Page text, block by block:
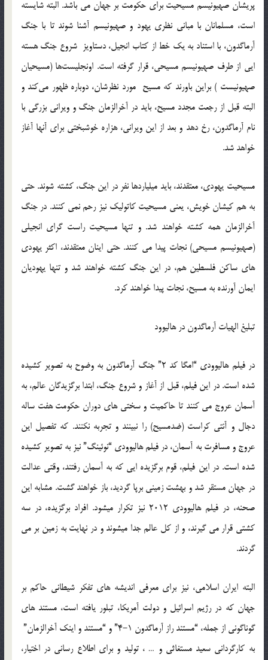
پریشان صهیونیسم مسیحیت برای حکومت بر جهان می باشد. البته شایسته
است، مسلمانان با مبانی نظری یهود و صهیونیسم آشنا شوند تا با جنگ
آرماگدون، با استناد به یک خط از کتاب انجیل، دستاویز شروع جنگ هسته
ایی از طرف صهیونیسم مسیحی، قرار گرفته است. اونجلیست‌ها (مسیحیان
صهیونیست ) براین باورند که مسیح مورد نظرشان، دوباره ظهور می‌کند و
البته قبل از رجعت مجدد مسیح، باید در آخرالزمان جنگ و ویرانی بزرگی با
نام آرماگدون، رخ دهد و بعد از این ویرانی، هزاره خوشبختی برای آنها آغاز
خواهد شد.
مسیحیت یهودی، معتقدند، باید میلیاردها نفر در این جنگ، کشته شوند. حتی
به هم کیشان خویش، یعنی مسیحیت کاتولیک نیز رحم نمی کنند. در جنگ
آخرالزمان همه کشته خواهند شد. و تنها مسیحیت راست گرای انجیلی
(صهیونیسم مسیحی) نجات پیدا می کنند. حتی اینان معتقدند، اکثر یهودی
های ساکن فلسطین هم، در این جنگ کشته خواهند شد و تنها یهودیان
ایمان آورنده به مسیح، نجات پیدا خواهند کرد.
تبلیغ الهیات آرماگدون در هالیوود
در فیلم هالیوودی “امگا کد 2” جنگ آرماگدون به وضوح به تصویر کشیده
شده است. در این فیلم، قبل از آغاز و شروع جنگ، ابتدا برگزیدگان عالم، به
آسمان عروج می کنند تا حاکمیت و سختی های دوران حکومت هفت ساله
دجال و آنتی کراست (ضدمسیح) را نبینند و تجربه نکنند. که تفصیل این
عروج و مسافرت به آسمان، در فیلم هالیوودی “نوئینگ” نیز به تصویر کشیده
شده است. در این فیلم، قوم برگزیده ایی که به آسمان رفتند، وقتی عدالت
در جهان مستقر شد و بهشت زمینی برپا گردید، باز خواهند گشت. مشابه این
صحنه، در فیلم هالیوودی 2012 نیز تکرار میشود. افراد برگزیده، در سه
کشتی قرار می گیرند، و از کل عالم جدا میشوند و در نهایت به زمین بر می
گردند.
البته ایران اسلامی، نیز برای معرفی اندیشه های تفکر شیطانی حاکم بر
جهان که در رژیم اسرائیل و دولت آمریکا، تبلور یافته است، مستند های
گوناگونی از جمله، “مستند راز آرماگدون 1-4” و “مستند و اینک آخرالزمان”
به کارگردانی سعید مستغاثی و … ، تولید و برای اطلاع رسانی در اختیار،